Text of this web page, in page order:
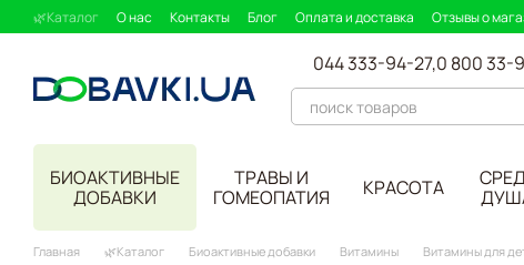
Перейти к основному контенту
🌿Каталог О нас Контакты Блог Оплата и доставка Отзывы о
044 333-94-27,0 800 33-
БИОАКТИВНЫЕ
ДОБАВКИ
ТРАВЫ И
ГОМЕОПАТИЯ
КРАСОТА
Главная 🌿Каталог Биоактивные добавки Витамины Витамины для